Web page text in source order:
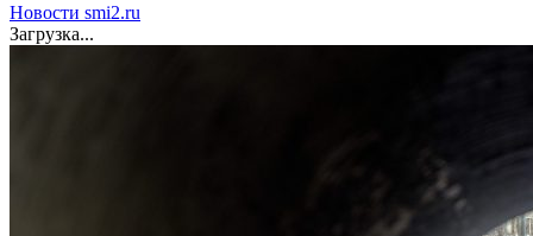
Новости smi2.ru
Загрузка...